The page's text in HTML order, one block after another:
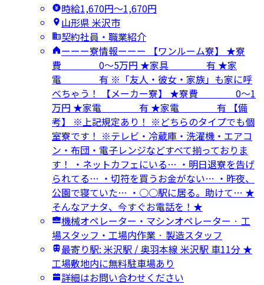
時給1,670円〜1,670円
山形県 米沢市
契約社員・職業紹介
ーーー寮情報ーーー 【ワンルーム寮】 ★寮
費 0～5万円 ★家具 有 ★家
電 有 ※「友人・彼女・家族」も家に呼
べちゃう！ 【メーカー寮】 ★寮費 0～1
万円 ★家電 有 ★家電 有 【備
考】 ※上記規定あり！ ※どちらのタイプでも個
室寮です！ ※テレビ・冷蔵庫・洗濯機・エアコ
ン・布団・電子レンジなどすべて揃っておりま
す！ ・ネットカフェにいる… ・明日退寮を告げ
られてる… ・切符を買うお金がない… ・昨夜、
公園で寝ていた… ・○○駅に居る。助けて… ★
そんなアナタ、今すぐお電話を！★
機械オペレーター・マシンオペレーター · 工
場スタッフ・工場内作業 · 製造スタッフ
最寄り駅: 米沢駅 / 奥羽本線 米沢駅 車11分 ★
工場敷地内に無料駐車場あり
詳細はお問い合わせください